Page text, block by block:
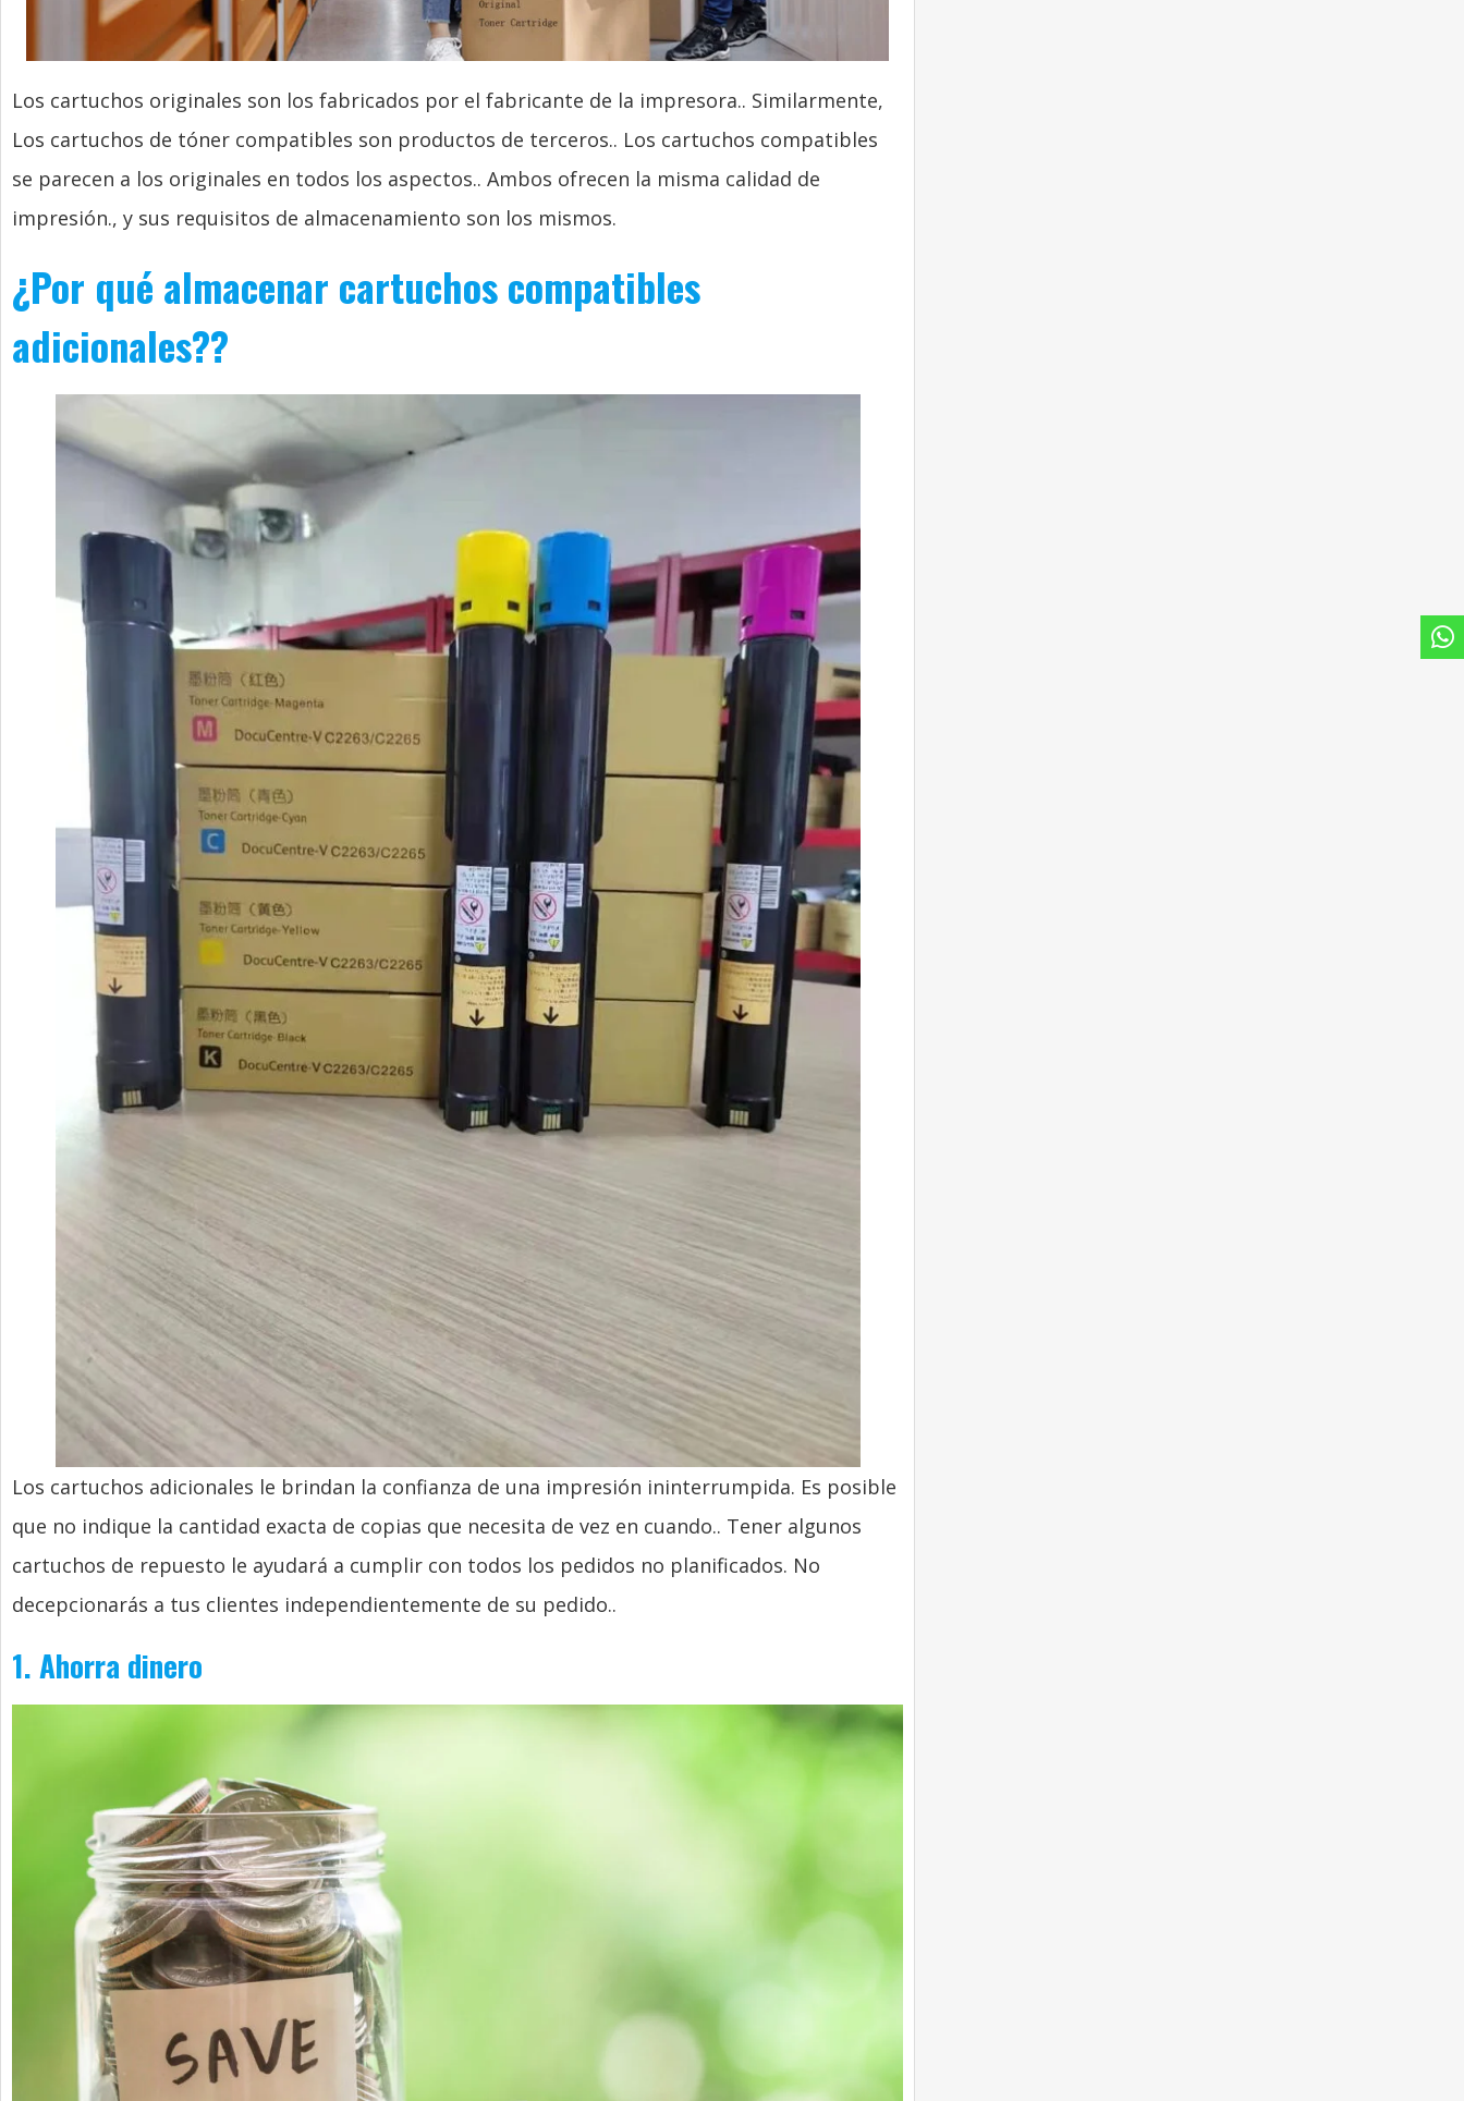
Los cartuchos originales son los fabricados por el fabricante de la impresora.. Similarmente,
Los cartuchos de tóner compatibles son productos de terceros.. Los cartuchos compatibles
se parecen a los originales en todos los aspectos.. Ambos ofrecen la misma calidad de
impresión., y sus requisitos de almacenamiento son los mismos.
¿Por qué almacenar cartuchos compatibles
adicionales??
Los cartuchos adicionales le brindan la confianza de una impresión ininterrumpida. Es posible
que no indique la cantidad exacta de copias que necesita de vez en cuando.. Tener algunos
cartuchos de repuesto le ayudará a cumplir con todos los pedidos no planificados. No
decepcionarás a tus clientes independientemente de su pedido..
1. Ahorra dinero